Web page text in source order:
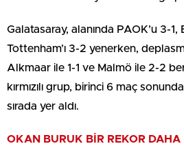
Galatasaray, alanında PAOK’u 3-1,
Tottenham’ı 3-2 yenerken,
Alkmaar ile 1-1 ve Malmö ile 2-2
kırmızılı grup, birinci 6 maç
sırada yer aldı.
OKAN BURUK BİR REKOR DAHA